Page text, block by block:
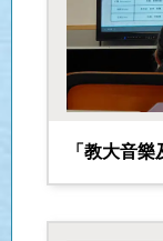
「教大音